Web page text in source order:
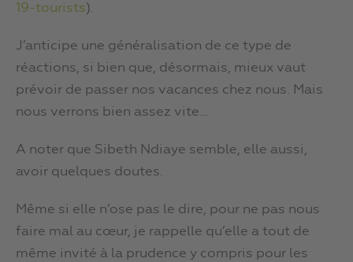
19-tourists).
J’anticipe une généralisation de ce type de
réactions, si bien que, désormais, mieux vaut
prévoir de passer nos vacances chez nous. Mais
nous verrons bien assez vite…
A noter que Sibeth Ndiaye semble, elle aussi,
avoir quelques doutes.
Même si elle n’ose pas le dire, pour ne pas nous
faire mal au cœur, je rappelle qu’elle a tout de
même invité à la prudence y compris pour les